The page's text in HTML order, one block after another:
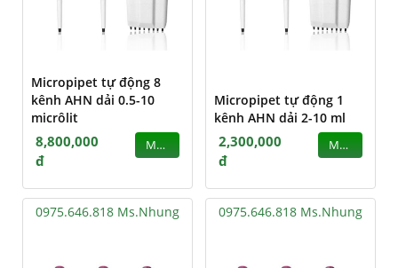
Micropipet tự động 8
kênh AHN dải 0.5-10
micrôlit
8,800,000
đ
MUA
Micropipet tự động 1
kênh AHN dải 2-10 ml
2,300,000
đ
MUA
0975.646.818 Ms.Nhung 0975.646.818 Ms.Nhung